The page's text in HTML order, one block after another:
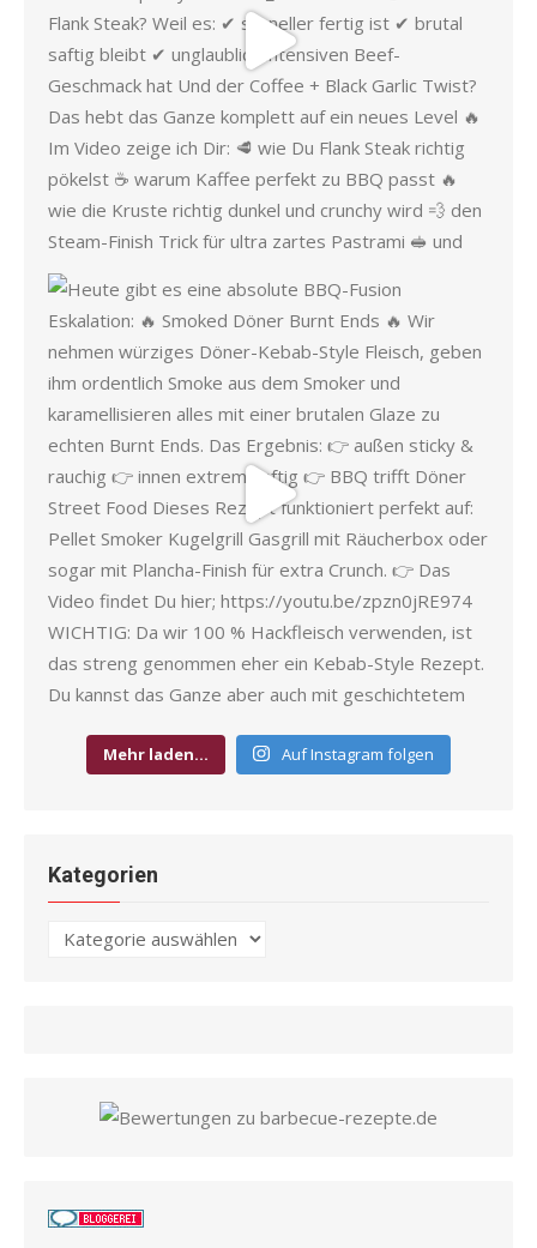
Mehr laden… Auf Instagram folgen
Kategorien
Kategorien